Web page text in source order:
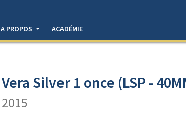
A PROPOS ACADÉMIE
Vera Silver 1 once (LSP -
2015